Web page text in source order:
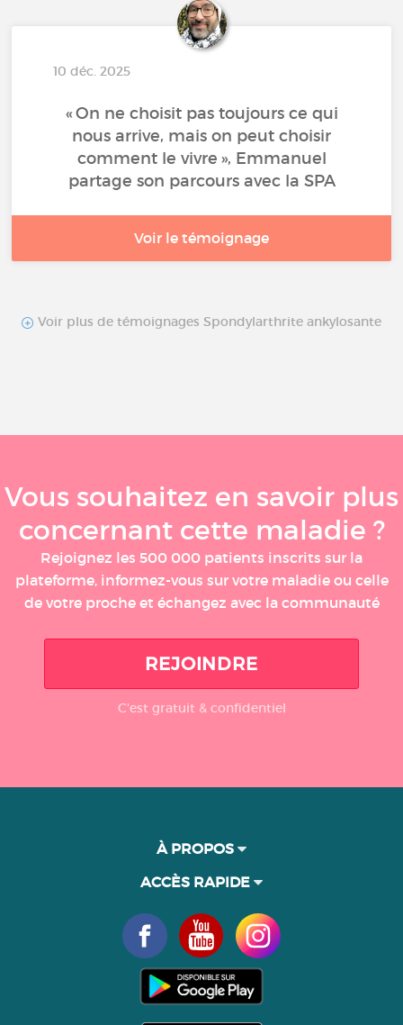
10 déc. 2025
« On ne choisit pas toujours ce qui
nous arrive, mais on peut choisir
comment le vivre », Emmanuel
partage son parcours avec la SPA
Voir le témoignage
Voir plus de témoignages Spondylarthrite ankylosante
Vous souhaitez en savoir plus
concernant cette maladie ?
Rejoignez les 500 000 patients inscrits sur la
plateforme, informez-vous sur votre maladie ou celle
de votre proche et échangez avec la communauté
REJOINDRE
C'est gratuit & confidentiel
À PROPOS
ACCÈS RAPIDE